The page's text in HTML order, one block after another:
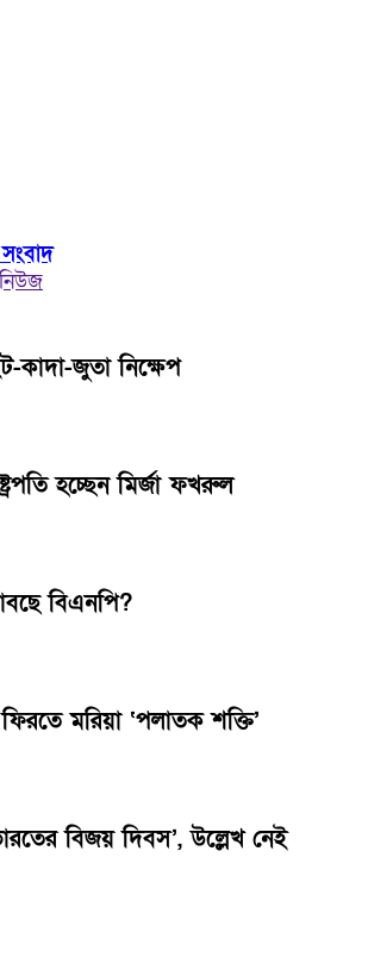
কাদা-জুতা নিক্ষেপ
হচ্ছেন মির্জা ফখরুল
বিএনপি?
মরিয়া ‘পলাতক শক্তি’
বিজয় দিবস’, উল্লেখ নেই